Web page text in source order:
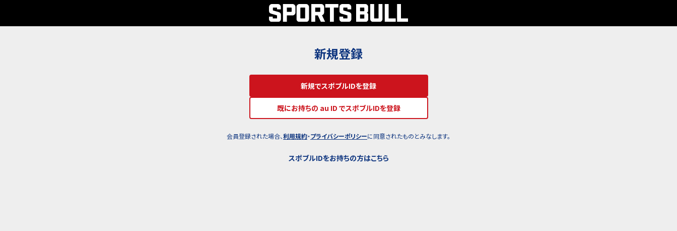
新規登録
新規でスポブルIDを登録
既にお持ちの au ID でスポブルIDを登録
会員登録された場合、利用規約・プライバシーポリシーに同意されたものとみなします。
スポブルIDをお持ちの方はこちら